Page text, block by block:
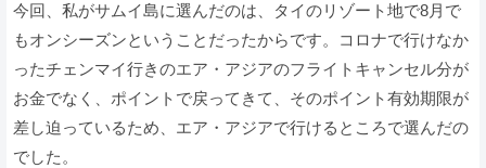
今回、私がサムイ島に選んだのは、タイのリゾート地で8月で
もオンシーズンということだったからです。コロナで行けなか
ったチェンマイ行きのエア・アジアのフライトキャンセル分が
お金でなく、ポイントで戻ってきて、そのポイント有効期限が
差し迫っているため、エア・アジアで行けるところで選んだの
でした。